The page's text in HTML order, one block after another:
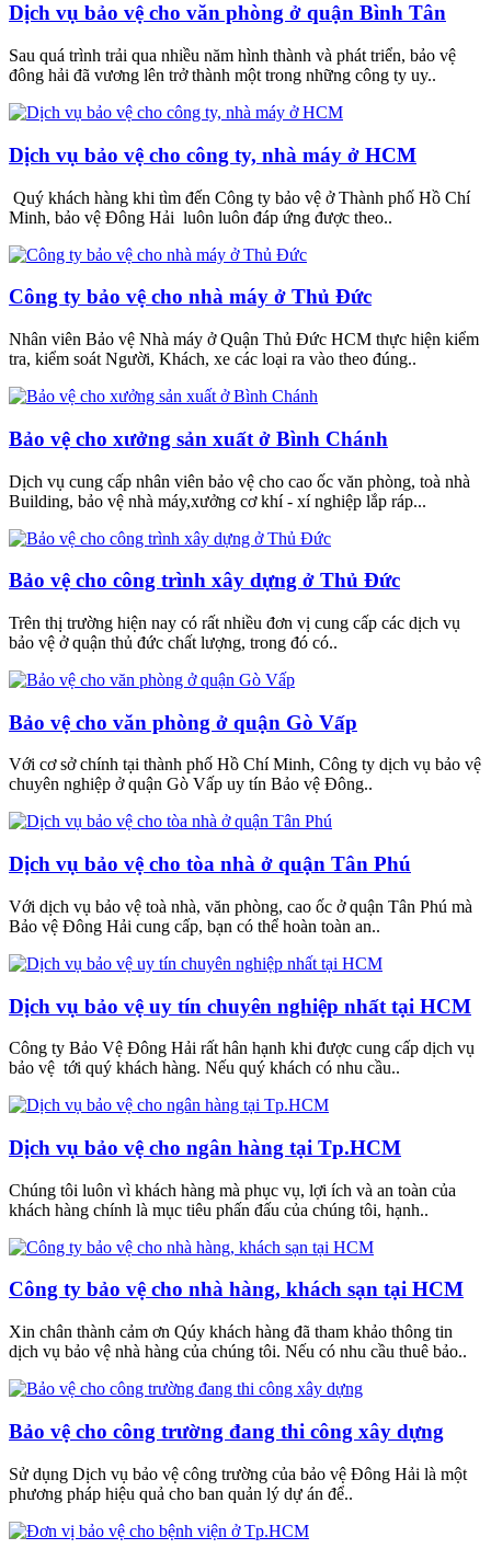
Dịch vụ bảo vệ cho văn phòng ở quận Bình Tân
Sau quá trình trải qua nhiều năm hình thành và phát triển, bảo vệ
đông hải đã vương lên trở thành một trong những công ty uy..
Dịch vụ bảo vệ cho công ty, nhà máy ở HCM
Quý khách hàng khi tìm đến Công ty bảo vệ ở Thành phố Hồ Chí
Minh, bảo vệ Đông Hải luôn luôn đáp ứng được theo..
Công ty bảo vệ cho nhà máy ở Thủ Đức
Nhân viên Bảo vệ Nhà máy ở Quận Thủ Đức HCM thực hiện kiểm
tra, kiểm soát Người, Khách, xe các loại ra vào theo đúng..
Bảo vệ cho xưởng sản xuất ở Bình Chánh
Dịch vụ cung cấp nhân viên bảo vệ cho cao ốc văn phòng, toà nhà
Building, bảo vệ nhà máy,xưởng cơ khí - xí nghiệp lắp ráp...
Bảo vệ cho công trình xây dựng ở Thủ Đức
Trên thị trường hiện nay có rất nhiều đơn vị cung cấp các dịch vụ
bảo vệ ở quận thủ đức chất lượng, trong đó có..
Bảo vệ cho văn phòng ở quận Gò Vấp
Với cơ sở chính tại thành phố Hồ Chí Minh, Công ty dịch vụ bảo vệ
chuyên nghiệp ở quận Gò Vấp uy tín Bảo vệ Đông..
Dịch vụ bảo vệ cho tòa nhà ở quận Tân Phú
Với dịch vụ bảo vệ toà nhà, văn phòng, cao ốc ở quận Tân Phú mà
Bảo vệ Đông Hải cung cấp, bạn có thể hoàn toàn an..
Dịch vụ bảo vệ uy tín chuyên nghiệp nhất tại HCM
Công ty Bảo Vệ Đông Hải rất hân hạnh khi được cung cấp dịch vụ
bảo vệ tới quý khách hàng. Nếu quý khách có nhu cầu..
Dịch vụ bảo vệ cho ngân hàng tại Tp.HCM
Chúng tôi luôn vì khách hàng mà phục vụ, lợi ích và an toàn của
khách hàng chính là mục tiêu phấn đấu của chúng tôi, hạnh..
Công ty bảo vệ cho nhà hàng, khách sạn tại HCM
Xin chân thành cảm ơn Qúy khách hàng đã tham khảo thông tin
dịch vụ bảo vệ nhà hàng của chúng tôi. Nếu có nhu cầu thuê bảo..
Bảo vệ cho công trường đang thi công xây dựng
Sử dụng Dịch vụ bảo vệ công trường của bảo vệ Đông Hải là một
phương pháp hiệu quả cho ban quản lý dự án để..